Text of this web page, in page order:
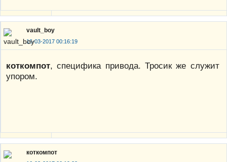
vault_boy
16-03-2017 00:16:19
коткомпот, специфика привода. Тросик же служит
упором.
коткомпот